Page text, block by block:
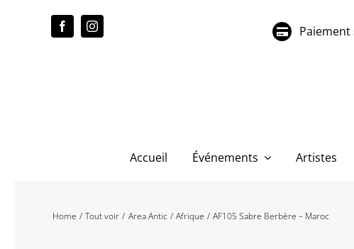
Paiement
Accueil Événements Artistes
Home Tout voir Area Antic Afrique AF105 Sabre Berbère – Maroc